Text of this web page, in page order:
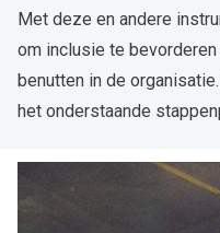
Met deze en andere
om inclusie te
benutten in de
het onderstaande